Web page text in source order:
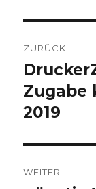
ZURÜCK
Vorheriger
Beitrag:
Zugabe
2019
WEITER